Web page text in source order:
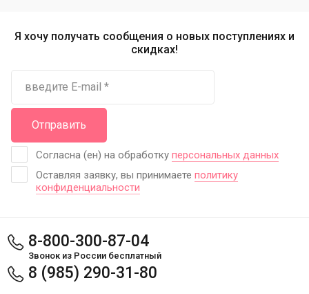
Я хочу получать сообщения о новых поступлениях и
скидках!
Согласна (ен) на обработку персональных данных
Оставляя заявку, вы принимаете политику
конфиденциальности
Отправить
8-800-300-87-04
Звонок из России бесплатный
8 (985) 290-31-80